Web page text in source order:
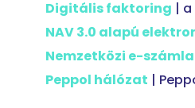
Digitális faktoring |
NAV 3.0 alapú
Nemzetközi e-
Peppol hálózat |